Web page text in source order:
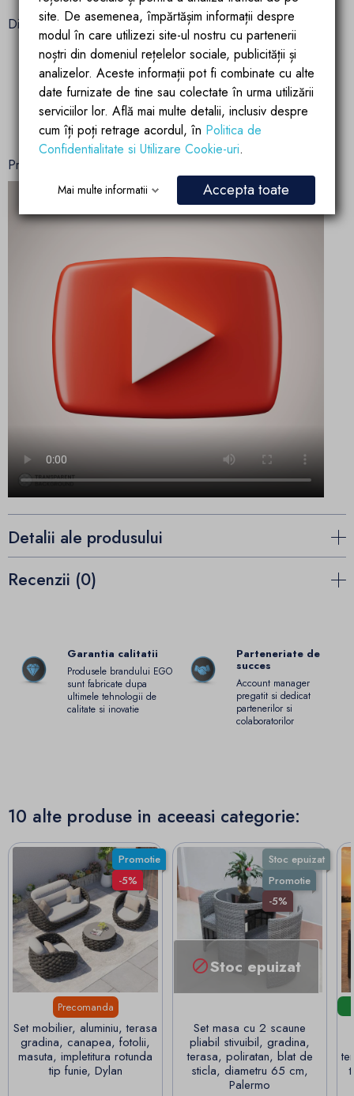
Dimensiuni mobilier:
Fotoliu (2 buc): 80 x 80 x 68 cm
Canapea 3 locuri: 180 x 80 x 68 cm
Masuta de cafea: 100 x 60 x 40 cm
Prezentare Mobilier Ray
Detalii ale produsului
Recenzii (0)
Garantia calitatii
Produsele brandului EGO
sunt fabricate dupa
ultimele tehnologii de
calitate si inovatie
Parteneriate de
succes
Account manager
pregatit si dedicat
partenerilor si
colaboratorilor
10 alte produse in aceeasi categorie:
Promotie
-5%
Precomanda
Set mobilier, aluminiu, terasa
gradina, canapea, fotolii,
masuta, impletitura rotunda
tip funie, Dylan
Stoc epuizat
Promotie
-5%
Stoc epuizat
Set masa cu 2 scaune
pliabil stivuibil, gradina,
terasa, poliratan, blat de
sticla, diametru 65 cm,
Palermo
site. De asemenea, împărtășim informații despre
modul în care utilizezi site-ul nostru cu partenerii
noștri din domeniul rețelelor sociale, publicității și
analizelor. Aceste informații pot fi combinate cu alte
date furnizate de tine sau colectate în urma utilizării
serviciilor lor. Află mai multe detalii, inclusiv despre
cum îți poți retrage acordul, în Politica de
Confidentialitate si Utilizare Cookie-uri.
Mai multe informatii Accepta toate